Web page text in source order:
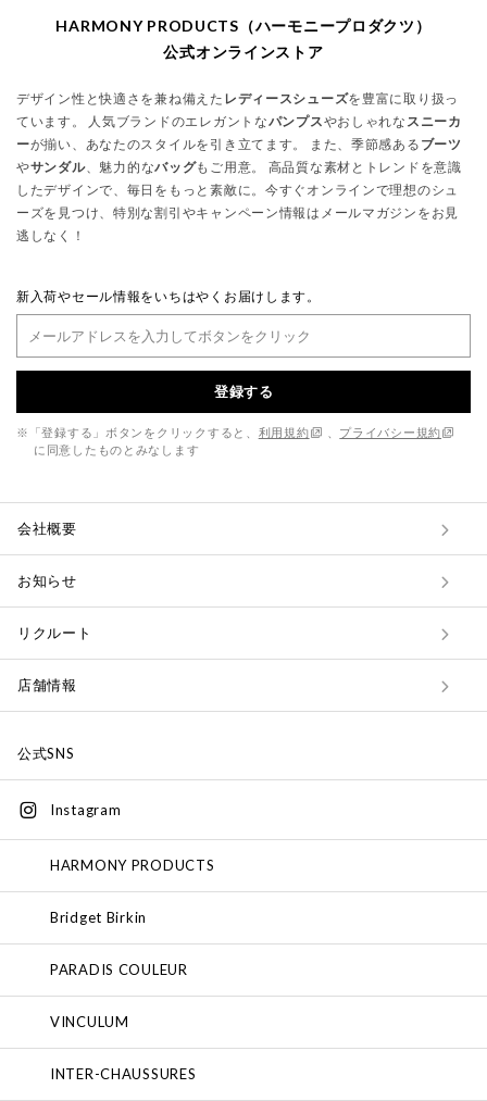
HARMONY PRODUCTS（ハーモニープロダクツ）
公式オンラインストア
デザイン性と快適さを兼ね備えた レディースシューズを豊富に取り扱っ
ています。 人気ブランドのエレガントなパンプスやおしゃれな スニーカ
ーが揃い、あなたのスタイルを引き立てます。 また、季節感ある ブーツ
やサンダル、魅力的なバッグもご用意。 高品質な素材とトレンドを意識
したデザインで、毎日をもっと素敵に。今すぐオンラインで理想のシュ
ーズを見つけ、特別な割引やキャンペーン情報はメールマガジンをお見
逃しなく！
新入荷やセール情報をいちはやくお届けします。
登録する
※「登録する」ボタンをクリックすると、 利用規約
プライバシー規約
に同意したものとみなします
会社概要
お知らせ
リクルート
店舗情報
公式SNS
Instagram
HARMONY PRODUCTS
Bridget Birkin
PARADIS COULEUR
VINCULUM
INTER-CHAUSSURES